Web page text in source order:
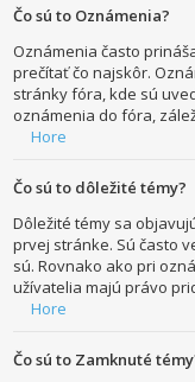
Čo sú to Oznámenia?
Oznámenia často
prečítať čo najskôr.
stránky fóra, kde sú
oznámenia do fóra,
Hore
Čo sú to dôležité témy?
Dôležité témy sa
prvej stránke. Sú často
sú. Rovnako ako pri
užívatelia majú právo
Hore
Čo sú to Zamknuté